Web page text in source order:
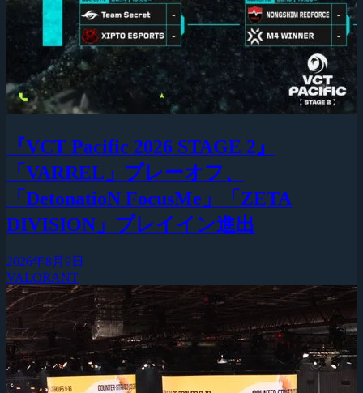
『VCT Pacific 2026 STAGE 2』
「VARREL」プレーオフ、
「DetonatioN FocusMe」「ZETA
DIVISION」プレイイン進出
2026年8月9日
VALORANT